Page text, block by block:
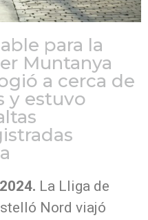
para la
Muntanya
a cerca de
y estuvo
La Lliga de
Nord viajó